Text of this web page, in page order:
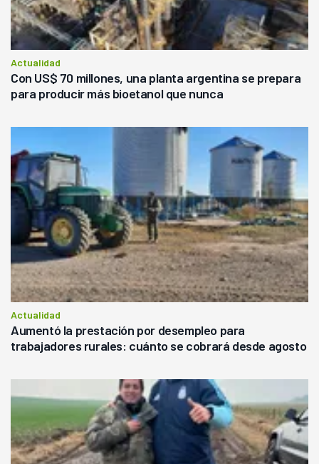
Actualidad
Con US$ 70 millones, una planta argentina se prepara
para producir más bioetanol que nunca
Actualidad
Aumentó la prestación por desempleo para
trabajadores rurales: cuánto se cobrará desde agosto